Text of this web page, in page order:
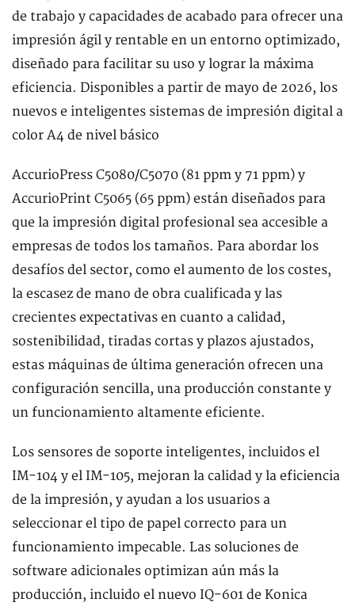
de trabajo y capacidades de acabado para ofrecer una
impresión ágil y rentable en un entorno optimizado,
diseñado para facilitar su uso y lograr la máxima
eficiencia. Disponibles a partir de mayo de 2026, los
nuevos e inteligentes sistemas de impresión digital a
color A4 de nivel básico
AccurioPress C5080/C5070 (81 ppm y 71 ppm) y
AccurioPrint C5065 (65 ppm) están diseñados para
que la impresión digital profesional sea accesible a
empresas de todos los tamaños. Para abordar los
desafíos del sector, como el aumento de los costes,
la escasez de mano de obra cualificada y las
crecientes expectativas en cuanto a calidad,
sostenibilidad, tiradas cortas y plazos ajustados,
estas máquinas de última generación ofrecen una
configuración sencilla, una producción constante y
un funcionamiento altamente eficiente.
Los sensores de soporte inteligentes, incluidos el
IM-104 y el IM-105, mejoran la calidad y la eficiencia
de la impresión, y ayudan a los usuarios a
seleccionar el tipo de papel correcto para un
funcionamiento impecable. Las soluciones de
software adicionales optimizan aún más la
producción, incluido el nuevo IQ-601 de Konica